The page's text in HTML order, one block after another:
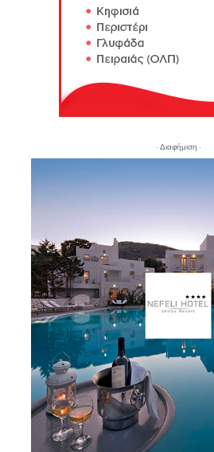
- Διαφήμιση -